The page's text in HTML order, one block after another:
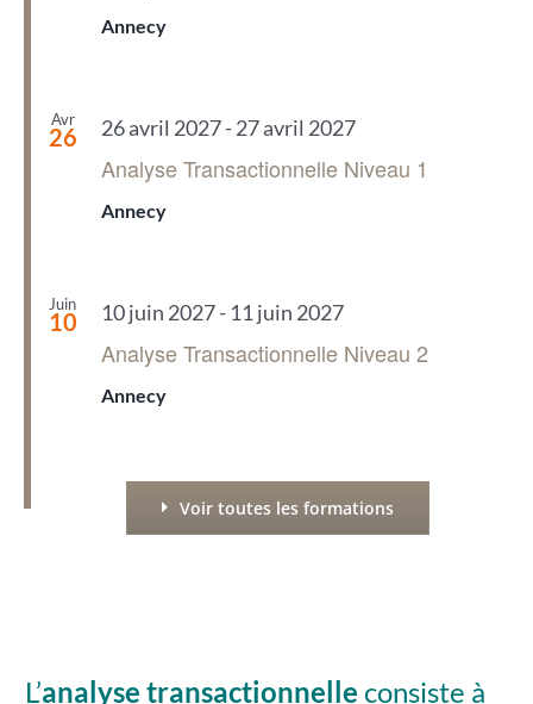
Annecy
Avr
26 26 avril 2027-27 avril 2027
Analyse Transactionnelle Niveau 1
Annecy
Juin
10 10 juin 2027- 11 juin 2027
Analyse Transactionnelle Niveau 2
Annecy
Voir toutes les formations
L’analyse transactionnelle consiste à